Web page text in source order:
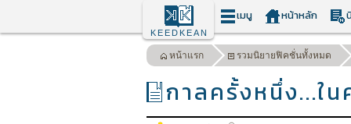
KEEDKEAN
เมนู หน้าหลัก
หน้าแรก รวมนิยายฟิคชั่นทั้งหมด
กาลครั้งหนึ่ง...ใ